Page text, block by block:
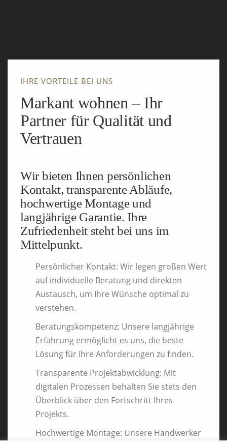
IHRE VORTEILE BEI UNS
Markant wohnen – Ihr
Partner für Qualität und
Vertrauen
Wir bieten Ihnen persönlichen
Kontakt, transparente Abläufe,
hochwertige Montage und
langjährige Garantie. Ihre
Zufriedenheit steht bei uns im
Mittelpunkt.
Persönlicher Kontakt: Wir legen großen Wert
auf individuelle Beratung und direkten
Austausch, um Ihre Wünsche optimal zu
verstehen.
Beratungskompetenz: Unsere langjährige
Erfahrung ermöglicht es uns, die beste
Lösung für Ihre Anforderungen zu finden.
Transparente Projektabwicklung: Mit
digitalen Prozessen behalten Sie stets den
Überblick über den Fortschritt Ihres
Projekts.
Hochwertige Montage: Unsere Handwerker